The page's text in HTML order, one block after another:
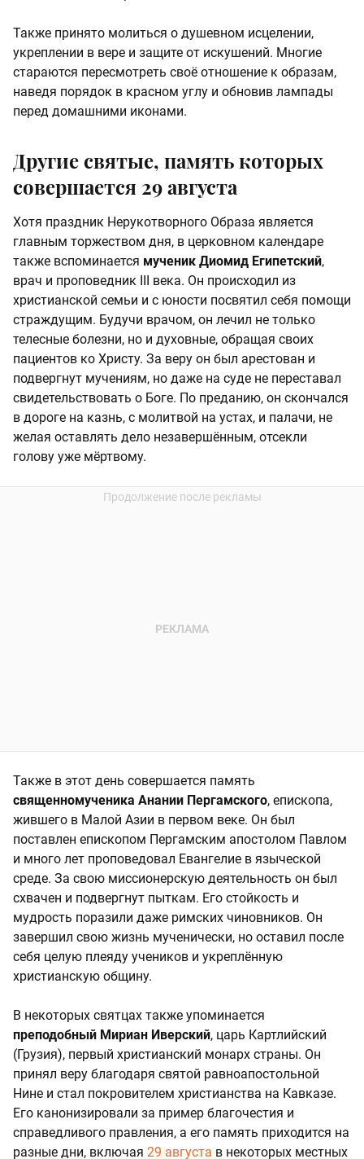
Также принято молиться о душевном исцелении,
укреплении в вере и защите от искушений. Многие
стараются пересмотреть своё отношение к образам,
наведя порядок в красном углу и обновив лампады
перед домашними иконами.
Другие святые, память которых
совершается 29 августа
Хотя праздник Нерукотворного Образа является
главным торжеством дня, в церковном календаре
также вспоминается мученик Диомид Египетский,
врач и проповедник III века. Он происходил из
христианской семьи и с юности посвятил себя помощи
страждущим. Будучи врачом, он лечил не только
телесные болезни, но и духовные, обращая своих
пациентов ко Христу. За веру он был арестован и
подвергнут мучениям, но даже на суде не переставал
свидетельствовать о Боге. По преданию, он скончался
в дороге на казнь, с молитвой на устах, и палачи, не
желая оставлять дело незавершённым, отсекли
голову уже мёртвому.
Также в этот день совершается память
священномученика Анании Пергамского, епископа,
жившего в Малой Азии в первом веке. Он был
поставлен епископом Пергамским апостолом Павлом
и много лет проповедовал Евангелие в языческой
среде. За свою миссионерскую деятельность он был
схвачен и подвергнут пыткам. Его стойкость и
мудрость поразили даже римских чиновников. Он
завершил свою жизнь мученически, но оставил после
себя целую плеяду учеников и укреплённую
христианскую общину.
В некоторых святцах также упоминается
преподобный Мириан Иверский, царь Картлийский
(Грузия), первый христианский монарх страны. Он
принял веру благодаря святой равноапостольной
Нине и стал покровителем христианства на Кавказе.
Его канонизировали за пример благочестия и
справедливого правления, а его память приходится на
разные дни, включая 29 августа в некоторых местных